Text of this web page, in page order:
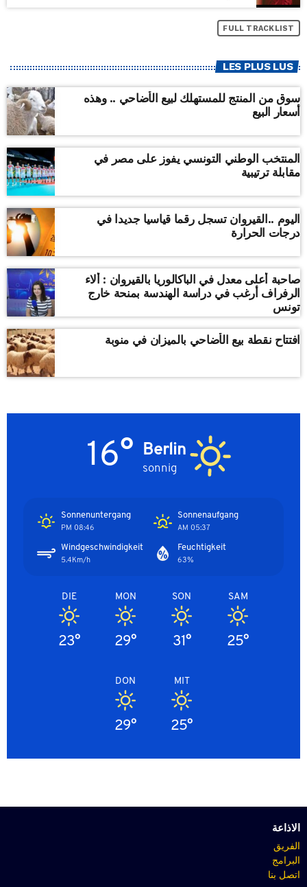
FULL TRACKLIST
LES PLUS LUS
سوق من المنتج للمستهلك لبيع الأضاحي .. وهذه
أسعار البيع
المنتخب الوطني التونسي يفوز على مصر في
مقابلة ترتيبية
اليوم ..القيروان تسجل رقما قياسيا جديدا في
درجات الحرارة
صاحبة أعلى معدل في الباكالوريا بالقيروان : ألاء
الرفراف أرغب في دراسة الهندسة بمنحة خارج
تونس
افتتاح نقطة بيع الأضاحي بالميزان في منوبة
Berlin
sonnig
16°
Sonnenaufgang
05:37 AM
Sonnenuntergang
08:46 PM
Feuchtigkeit
63%
Windgeschwindigkeit
5.4Km/h
SAM
25°
SON
31°
MON
29°
DIE
23°
MIT
25°
DON
29°
الاذاعة
الفريق
البرامج
اتصل بنا